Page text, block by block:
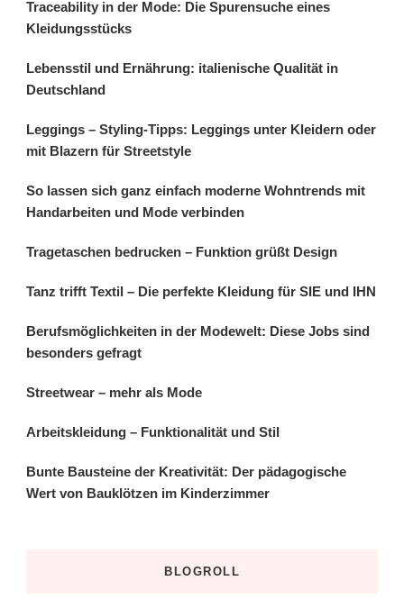
Traceability in der Mode: Die Spurensuche eines
Kleidungsstücks
Lebensstil und Ernährung: italienische Qualität in
Deutschland
Leggings – Styling-Tipps: Leggings unter Kleidern oder
mit Blazern für Streetstyle
So lassen sich ganz einfach moderne Wohntrends mit
Handarbeiten und Mode verbinden
Tragetaschen bedrucken – Funktion grüßt Design
Tanz trifft Textil – Die perfekte Kleidung für SIE und IHN
Berufsmöglichkeiten in der Modewelt: Diese Jobs sind
besonders gefragt
Streetwear – mehr als Mode
Arbeitskleidung – Funktionalität und Stil
Bunte Bausteine der Kreativität: Der pädagogische
Wert von Bauklötzen im Kinderzimmer
BLOGROLL